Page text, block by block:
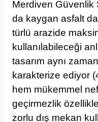
Merdiven Güvenlik
da kaygan asfalt
türlü arazide
kullanılabileceği
tasarım aynı
karakterize ediyor
hem mükemmel
geçirmezlik
zorlu dış mekan